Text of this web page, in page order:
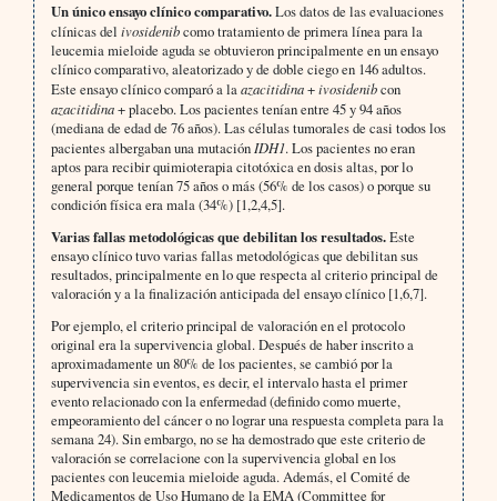
Un único ensayo clínico comparativo.Los datos de las evaluaciones
clínicas del ivosidenibcomo tratamiento de primera línea para la
leucemia mieloide aguda se obtuvieron principalmente en un ensayo
clínico comparativo, aleatorizado y de doble ciego en 146 adultos.
Este ensayo clínico comparó a laazacitidina+ivosidenibcon
azacitidina+ placebo. Los pacientes tenían entre 45 y 94 años
(mediana de edad de 76 años). Las células tumorales de casi todos los
pacientes albergaban una mutación IDH1. Los pacientes no eran
aptos para recibir quimioterapia citotóxica en dosis altas, por lo
general porque tenían 75 años o más (56% de los casos) o porque su
condición física era mala (34%) [1,2,4,5].
Varias fallas metodológicas que debilitan los resultados.Este
ensayo clínico tuvo varias fallas metodológicas que debilitan sus
resultados, principalmente en lo que respecta al criterio principal de
valoración y a la finalización anticipada del ensayo clínico [1,6,7].
Por ejemplo, el criterio principal de valoración en el protocolo
original era la supervivencia global. Después de haber inscrito a
aproximadamente un 80% de los pacientes, se cambió por la
supervivencia sin eventos, es decir, el intervalo hasta el primer
evento relacionado con la enfermedad (definido como muerte,
empeoramiento del cáncer o no lograr una respuesta completa para la
semana 24). Sin embargo, no se ha demostrado que este criterio de
valoración se correlacione con la supervivencia global en los
pacientes con leucemia mieloide aguda. Además, el Comité de
Medicamentos de Uso Humano de la EMA (Committee for